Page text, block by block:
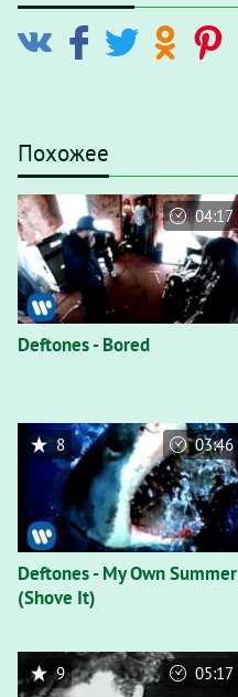
Похожее
Deftones - Bored
04:17
Deftones - My Own Summer
(Shove It)
8 03:46
9 05:17